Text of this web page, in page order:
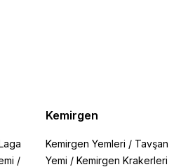
/
Kemirgen
Kemirgen Yemleri / Tavşan
Yemi / Kemirgen Krakerleri